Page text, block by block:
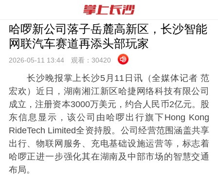
哈啰新公司落子岳麓高新区，长沙智能
网联汽车赛道再添头部玩家
2026-05-11 13:44 观看： 30420
长沙晚报掌上长沙5月11日讯（全媒体记者 范
宏欢）近日，湖南湘江新区哈捷网络科技有限公司
成立，注册资本3000万美元，约合人民币2亿元。股
东信息显示，该公司由哈啰出行旗下Hong Kong
RideTech Limited全资持股。公司经营范围涵盖共享
出行、物联网服务、充电基础设施运营等，标志着
哈啰正进一步强化其在湖南及中部市场的智慧交通
布局。